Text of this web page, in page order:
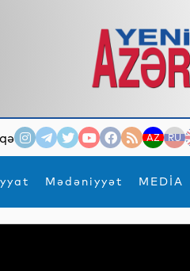
AZ RU
Mədəniyyət MEDİA
×